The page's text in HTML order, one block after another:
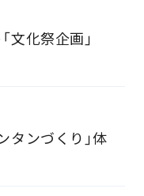
文化祭企画」
タンづくり」体